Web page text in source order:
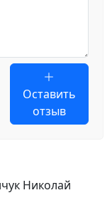
Оставить
отзыв
Николай